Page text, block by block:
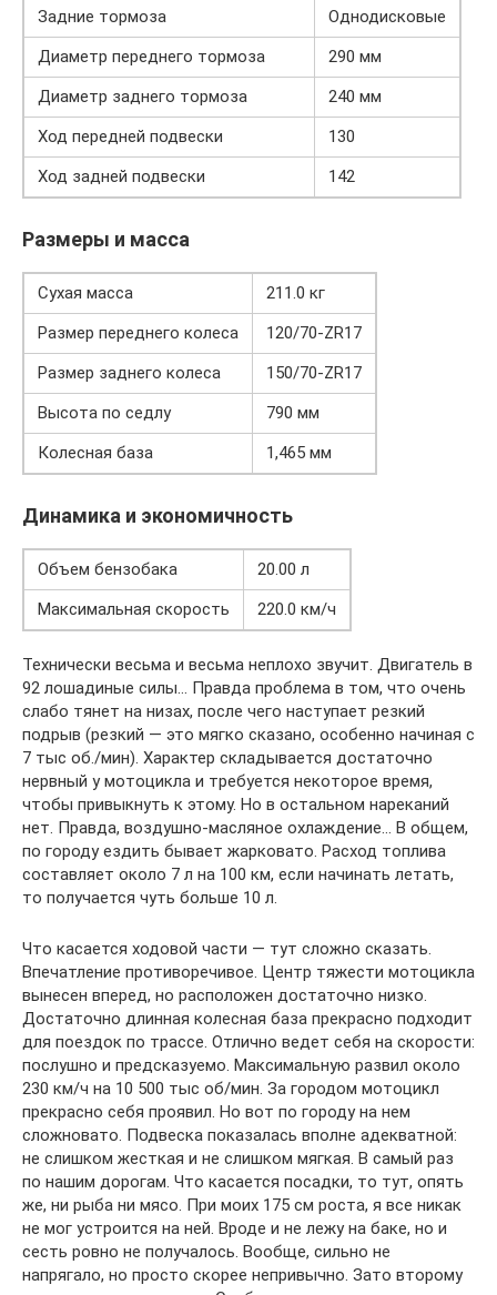
Задние тормоза
Однодисковые
Диаметр переднего тормоза
290 мм
Диаметр заднего тормоза
240 мм
Ход передней подвески
130
Ход задней подвески
142
Размеры и масса
Сухая масса
211.0 кг
Размер переднего колеса
120/70-ZR17
Размер заднего колеса
150/70-ZR17
Высота по седлу
790 мм
Колесная база
1,465 мм
Динамика и экономичность
Объем бензобака
20.00 л
Максимальная скорость
220.0 км/ч
Технически весьма и весьма неплохо звучит. Двигатель в
92 лошадиные силы… Правда проблема в том, что очень
слабо тянет на низах, после чего наступает резкий
подрыв (резкий — это мягко сказано, особенно начиная с
7 тыс об./мин). Характер складывается достаточно
нервный у мотоцикла и требуется некоторое время,
чтобы привыкнуть к этому. Но в остальном нареканий
нет. Правда, воздушно-масляное охлаждение… В общем,
по городу ездить бывает жарковато. Расход топлива
составляет около 7 л на 100 км, если начинать летать,
то получается чуть больше 10 л.
Что касается ходовой части — тут сложно сказать.
Впечатление противоречивое. Центр тяжести мотоцикла
вынесен вперед, но расположен достаточно низко.
Достаточно длинная колесная база прекрасно подходит
для поездок по трассе. Отлично ведет себя на скорости:
послушно и предсказуемо. Максимальную развил около
230 км/ч на 10 500 тыс об/мин. За городом мотоцикл
прекрасно себя проявил. Но вот по городу на нем
сложновато. Подвеска показалась вполне адекватной:
не слишком жесткая и не слишком мягкая. В самый раз
по нашим дорогам. Что касается посадки, то тут, опять
же, ни рыба ни мясо. При моих 175 см роста, я все никак
не мог устроится на ней. Вроде и не лежу на баке, но и
сесть ровно не получалось. Вообще, сильно не
напрягало, но просто скорее непривычно. Зато второму